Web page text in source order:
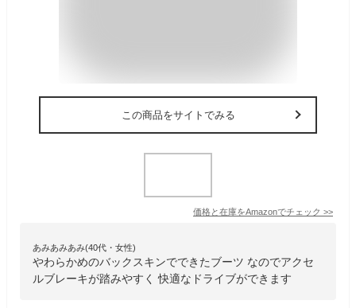
この商品をサイトでみる
価格と在庫をAmazonでチェック >>
あみあみあみ(40代・女性)
やわらかめのバックスキンでできたブーツ なのでアクセ
ルブレーキが踏みやすく 快適なドライブができます